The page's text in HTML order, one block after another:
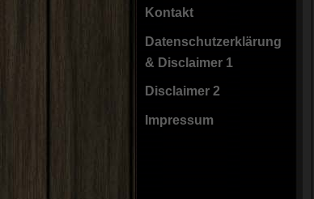
Kontakt
Datenschutzerklärung
& Disclaimer 1
Disclaimer 2
Impressum